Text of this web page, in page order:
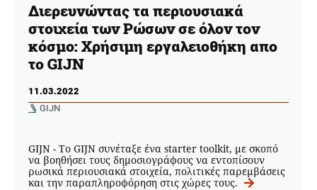
Διερευνώντας τα περιουσιακά
στοιχεία των Ρώσων σε όλον τον
κόσμο: Χρήσιμη εργαλειοθήκη απο
το GIJN
11.03.2022
GIJN
GIJN - To GIJN συνέταξε ένα starter toolkit, με σκοπό
να βοηθήσει τους δημοσιογράφους να εντοπίσουν
ρωσικά περιουσιακά στοιχεία, πολιτικές παρεμβάσεις
και την παραπληροφόρηση στις χώρες τους.